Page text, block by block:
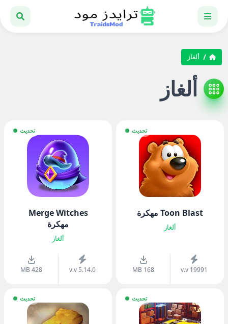
ألغاز
ألغاز
تحديث
Toon Blast مهكرة
ألغاز
v.v 19991
168 MB
تحديث
Merge Witches
مهكرة
ألغاز
v.v 5.14.0
428 MB
تحديث تحديث